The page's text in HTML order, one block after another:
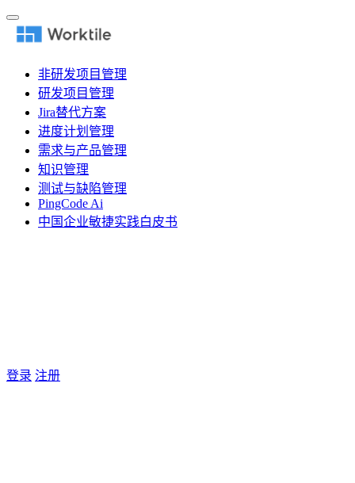
非研发项目管理
研发项目管理
Jira替代方案
进度计划管理
需求与产品管理
知识管理
测试与缺陷管理
PingCode Ai
中国企业敏捷实践白皮书
登录 注册